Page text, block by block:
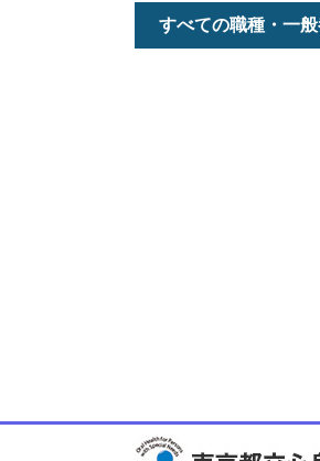
すべての職種・一